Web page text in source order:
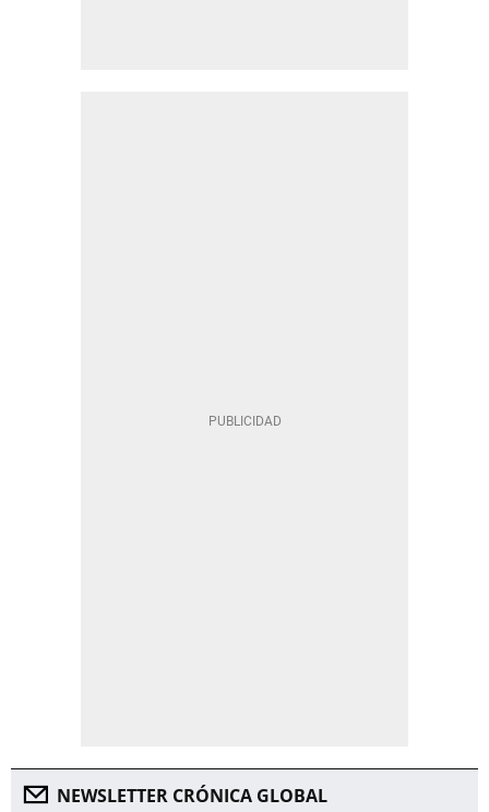
NEWSLETTER CRÓNICA GLOBAL